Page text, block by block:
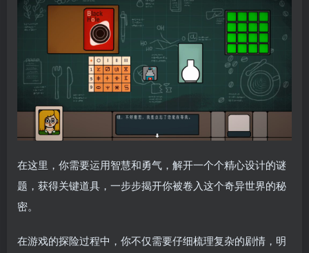
在这里，你需要运用智慧和勇气，解开一个个精心设计的谜
题，获得关键道具，一步步揭开你被卷入这个奇异世界的秘
密。
在游戏的探险过程中，你不仅需要仔细梳理复杂的剧情，明